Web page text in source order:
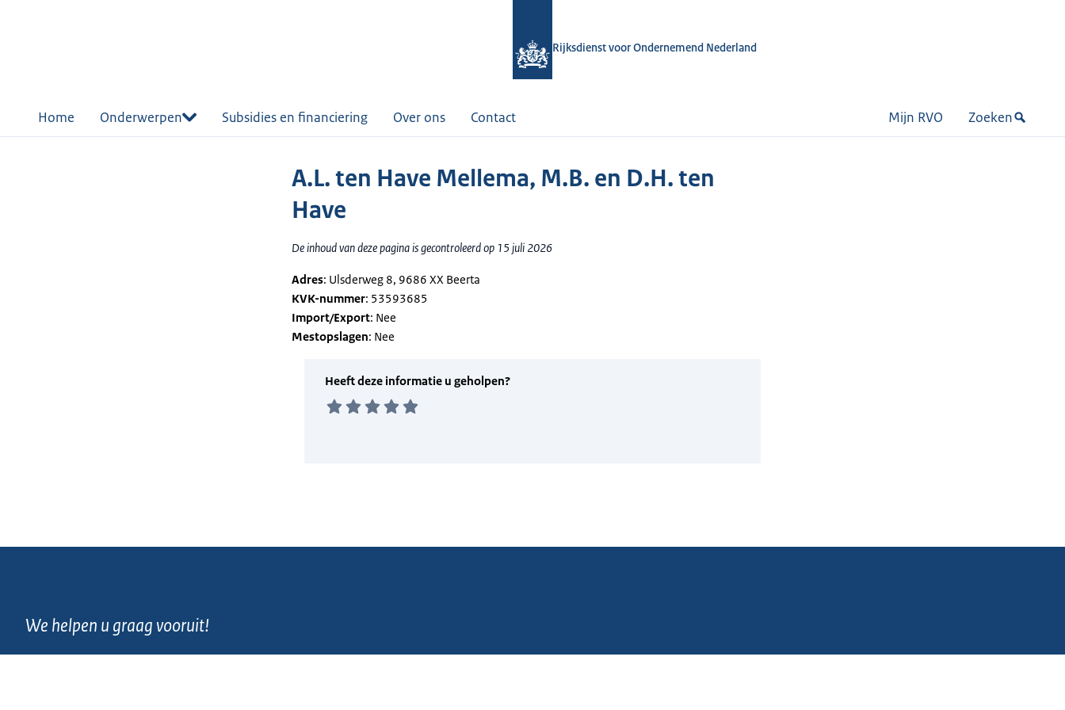
Rijksdienst voor Ondernemend Nederland
Home Onderwerpen Subsidies en financiering Over ons Contact Mijn RVO Zoeken
A.L. ten Have Mellema, M.B. en D.H. ten
Have
De inhoud van deze pagina is gecontroleerd op 15 juli 2026
Adres: Ulsderweg 8, 9686 XX Beerta
KVK-nummer: 53593685
Import/Export: Nee
Mestopslagen: Nee
We helpen u graag vooruit!